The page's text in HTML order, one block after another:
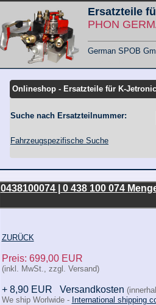
Ersatzteile
PHON
German SPOB
Onlineshop - Ersatzteile für K-
Suche nach Ersatzteilnummer:
Fahrzeugspezifische Suche
0438100074 | 0 438 100 074
ZURÜCK
Preis: 699,00 EUR
(inkl. MwSt., zzgl. Versand)
+ 8,90 EUR Versandkosten
We ship Worlwide - International shipping